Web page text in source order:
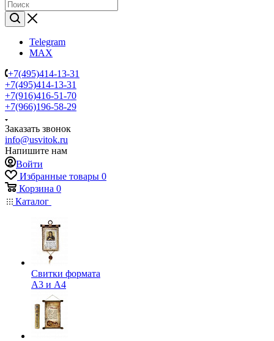
Telegram
MAX
+7(495)414-13-31
+7(495)414-13-31
+7(916)416-51-70
+7(966)196-58-29
Заказать звонок
info@usvitok.ru
Напишите нам
Войти
Избранные товары 0
Корзина 0
Каталог
Свитки формата
А3 и А4